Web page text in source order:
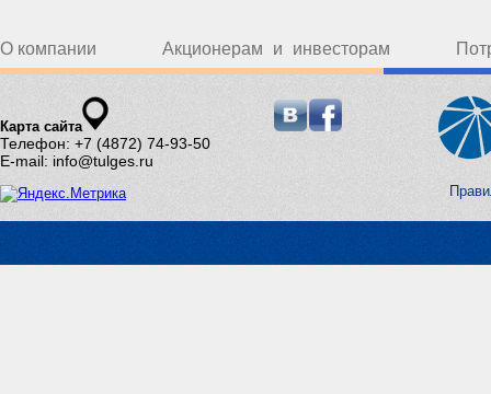
О компании Акционерам и инвесторам
Карта сайта
Телефон: +7 (4872) 74-93-50
E-mail: info@tulges.ru